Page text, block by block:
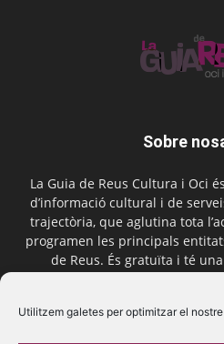
Utilitzem galetes per optimitzar el
Sobre
La Guia de Reus Cultura i Oci
d’informació cultural i de
trajectòria, que aglutina tota
programen les principals
de Reus. És gratuïta i té